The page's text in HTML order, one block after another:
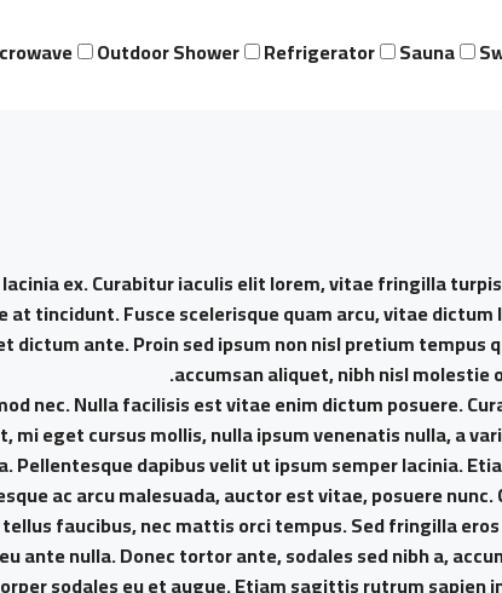
Outdoor Shower Refrigerator Sauna
ex. Curabitur iaculis elit lorem, vitae fringilla
tincidunt. Fusce scelerisque quam arcu, vitae
ante. Proin sed ipsum non nisl pretium tempus
accumsan aliquet, nibh nisl molestie
nec. Nulla facilisis est vitae enim dictum posuere.
mi eget cursus mollis, nulla ipsum venenatis nulla, a
Pellentesque dapibus velit ut ipsum semper lacinia.
ac arcu malesuada, auctor est vitae, posuere
tellus faucibus, nec mattis orci tempus. Sed fringilla
ante nulla. Donec tortor ante, sodales sed nibh a,
sodales eu et augue. Etiam sagittis rutrum sapien